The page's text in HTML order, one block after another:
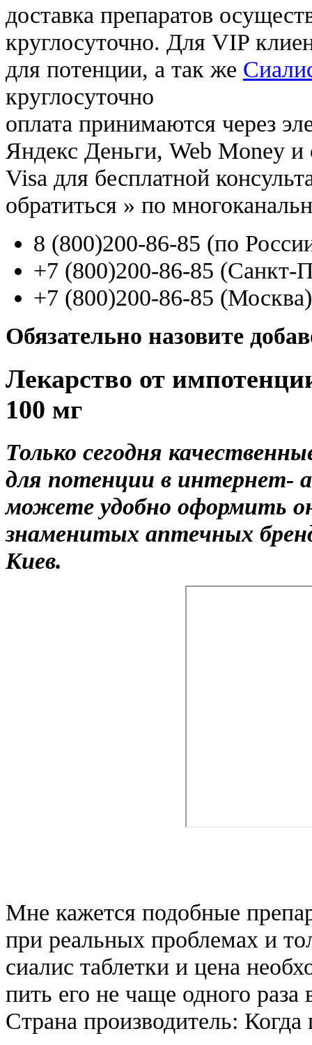
доставка препаратов
круглосуточно. Для VIP
для потенции, а так же
круглосуточно
оплата принимаются через
Яндекс Деньги, Web Money и
Visa для бесплатной
обратиться » по
8 (800)200-86-85 (по
+7 (800)200-86-85 (Санкт-
+7 (800)200-86-85 (Москва)
Обязательно назовите
Лекарство от
100 мг
Только сегодня
для потенции в интернет-
можете удобно оформить
знаменитых аптечных
Киев.
Мне кажется подобные
при реальных проблемах и
сиалис таблетки и цена
пить его не чаще одного
Страна производитель: